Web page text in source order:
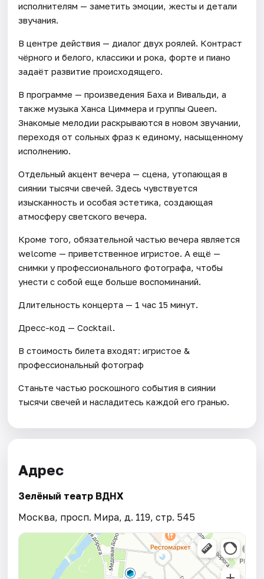
исполнителям — заметить эмоции, жесты и детали
звучания.
В центре действия — диалог двух роялей. Контраст
чёрного и белого, классики и рока, форте и пиано
задаёт развитие происходящего.
В программе — произведения Баха и Вивальди, а
также музыка Ханса Циммера и группы Queen.
Знакомые мелодии раскрываются в новом звучании,
переходя от сольных фраз к единому, насыщенному
исполнению.
Отдельный акцент вечера — сцена, утопающая в
сиянии тысячи свечей. Здесь чувствуется
изысканность и особая эстетика, создающая
атмосферу светского вечера.
Кроме того, обязательной частью вечера является
welcome — приветственное игристое. А ещё —
снимки у профессионального фотографа, чтобы
унести с собой еще больше воспоминаний.
Длительность концерта — 1 час 15 минут.
Дресс-код — Cocktail.
В стоимость билета входят: игристое &
профессиональный фотограф
Станьте частью роскошного события в сиянии
тысячи свечей и насладитесь каждой его гранью.
Адрес
Зелёный театр ВДНХ
Москва, просп. Мира, д. 119, стр. 545